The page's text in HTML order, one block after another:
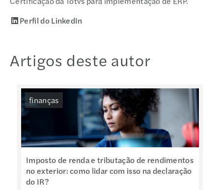
Perfil do LinkedIn
Artigos deste autor
finanças
Imposto de renda e tributação de rendimentos
no exterior: como lidar com isso na declaração
do IR?